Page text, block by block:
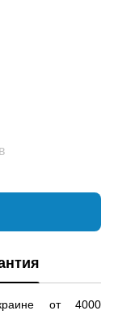
от 4000